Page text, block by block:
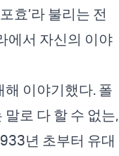
효’라 불리는 전
에서 자신의 이야
이야기했다. 폴
로 다 할 수 없는,
년 초부터 유대